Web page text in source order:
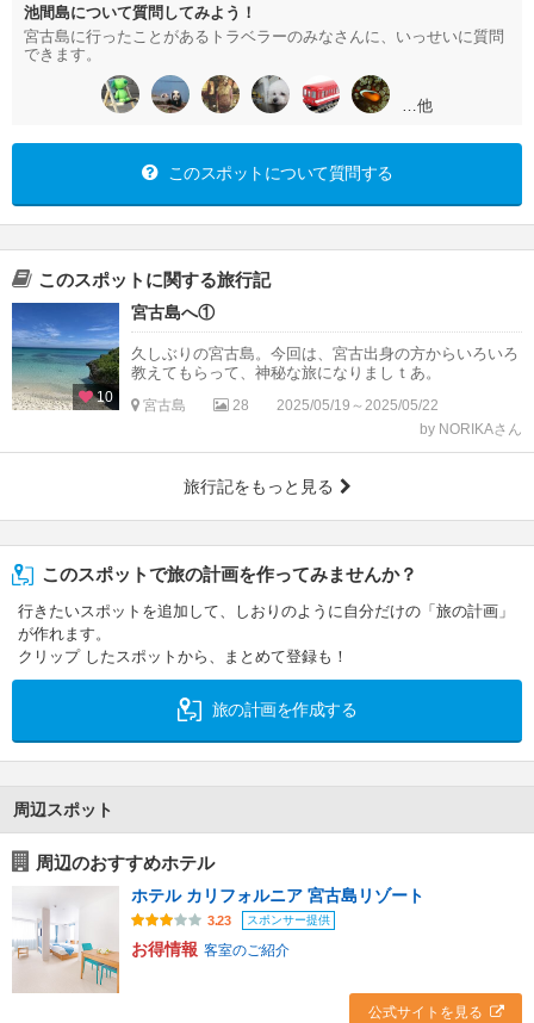
池間島について質問してみよう！
宮古島に行ったことがあるトラベラーのみなさんに、いっせいに質問
できます。
…他
このスポットについて質問する
このスポットに関する旅行記
10
宮古島へ①
久しぶりの宮古島。今回は、宮古出身の方からいろいろ
教えてもらって、神秘な旅になりましｔあ。
宮古島 28
2025/05/19～2025/05/22
by NORIKAさん
旅行記をもっと見る
このスポットで旅の計画を作ってみませんか？
行きたいスポットを追加して、しおりのように自分だけの「旅の計画」
が作れます。
クリップ したスポットから、まとめて登録も！
旅の計画を作成する
周辺スポット
周辺のおすすめホテル
ホテル カリフォルニア 宮古島リゾート
3.23 スポンサー提供
お得情報 客室のご紹介
公式サイトを見る